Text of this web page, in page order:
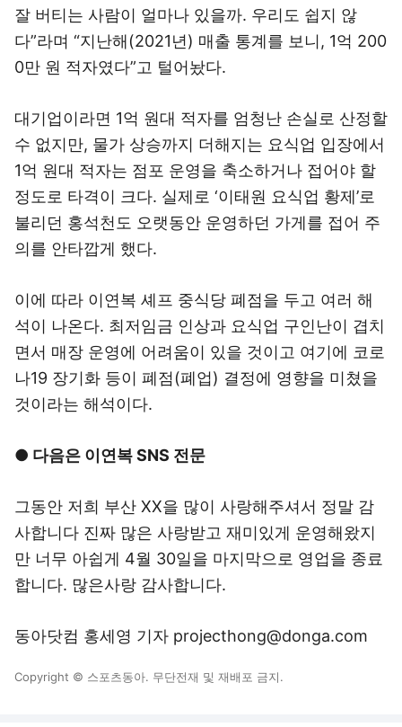
잘 버티는 사람이 얼마나 있을까. 우리도 쉽지 않
다”라며 “지난해(2021년) 매출 통계를 보니, 1억 200
0만 원 적자였다”고 털어놨다.
대기업이라면 1억 원대 적자를 엄청난 손실로 산정할
수 없지만, 물가 상승까지 더해지는 요식업 입장에서
1억 원대 적자는 점포 운영을 축소하거나 접어야 할
정도로 타격이 크다. 실제로 ‘이태원 요식업 황제’로
불리던 홍석천도 오랫동안 운영하던 가게를 접어 주
의를 안타깝게 했다.
이에 따라 이연복 셰프 중식당 폐점을 두고 여러 해
석이 나온다. 최저임금 인상과 요식업 구인난이 겹치
면서 매장 운영에 어려움이 있을 것이고 여기에 코로
나19 장기화 등이 폐점(폐업) 결정에 영향을 미쳤을
것이라는 해석이다.
● 다음은 이연복 SNS 전문
그동안 저희 부산 XX을 많이 사랑해주셔서 정말 감
사합니다 진짜 많은 사랑받고 재미있게 운영해왔지
만 너무 아쉽게 4월 30일을 마지막으로 영업을 종료
합니다. 많은사랑 감사합니다.
동아닷컴 홍세영 기자 projecthong@donga.com
Copyright © 스포츠동아. 무단전재 및 재배포 금지.